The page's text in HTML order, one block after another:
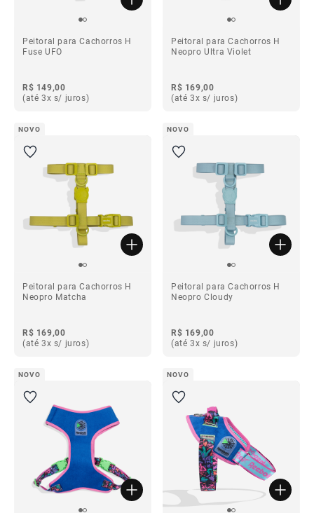
Peitoral para Cachorros H
Fuse UFO
R$ 149,00
(até 3x s/ juros)
Peitoral para Cachorros H
Neopro Ultra Violet
R$ 169,00
(até 3x s/ juros)
NOVO
Peitoral para Cachorros H
Neopro Matcha
R$ 169,00
(até 3x s/ juros)
NOVO
Peitoral para Cachorros H
Neopro Cloudy
R$ 169,00
(até 3x s/ juros)
NOVO NOVO